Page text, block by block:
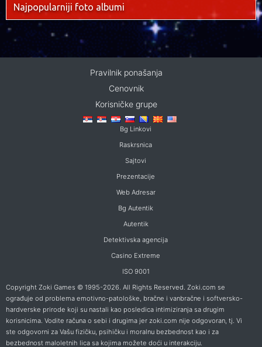
Najpopularniji foto albumi
Pravilnik ponašanja
Cenovnik
Korisničke grupe
Bg Linkovi
Raskrsnica
Sajtovi
Prezentacije
Web Adresar
Bg Autentik
Autentik
Detektivska agencija
Casino Extreme
ISO 9001
Copyright Zoki Games © 1995-2026. All Rights Reserved. Zoki.com se
ograđuje od problema emotivno-patološke, bračne i vanbračne i softversko-
hardverske prirode koji su nastali kao posledica intimiziranja sa drugim
korisnicima. Vodite računa o sebi i drugima jer zoki.com nije odgovoran, tj. Vi
ste odgovorni za Vašu fizičku, psihičku i moralnu bezbednost kao i za
bezbednost maloletnih lica sa kojima možete doći u interakciju.